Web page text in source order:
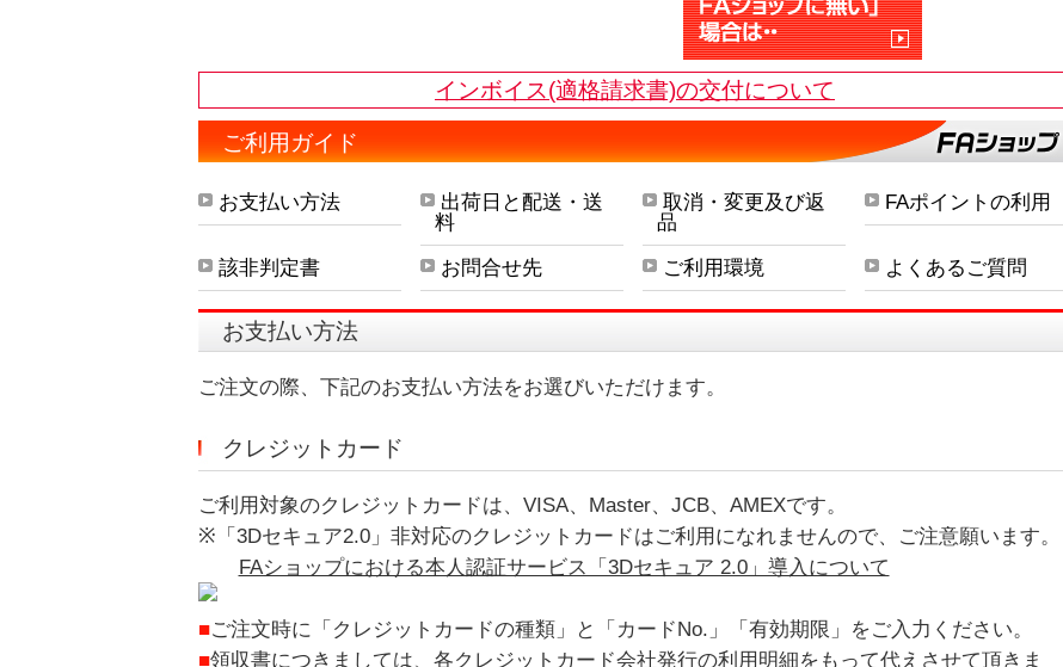
インボイス(適格請求書)の交付について
ご利用ガイド
お支払い方法
出荷日と配送・送
料
取消・変更及び返
品
FAポイントの利用
該非判定書 お問合せ先 ご利用環境 よくあるご質問
お支払い方法
ご注文の際、下記のお支払い方法をお選びいただけます。
クレジットカード
ご利用対象のクレジットカードは、VISA、Master、JCB、AMEXです。
※「3Dセキュア2.0」非対応のクレジットカードはご利用になれませんので、ご注意願います。
FAショップにおける本人認証サービス「3Dセキュア 2.0」導入について
■ご注文時に「クレジットカードの種類」と「カードNo.」「有効期限」をご入力ください。
■領収書につきましては、各クレジットカード会社発行の利用明細をもって代えさせて頂きま